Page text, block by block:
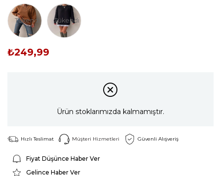
Tükendi Tükendi
₺249,99
Ürün stoklarımızda kalmamıştır.
Hızlı Teslimat Müşteri Hizmetleri Güvenli Alışveriş
Fiyat Düşünce Haber Ver
Gelince Haber Ver